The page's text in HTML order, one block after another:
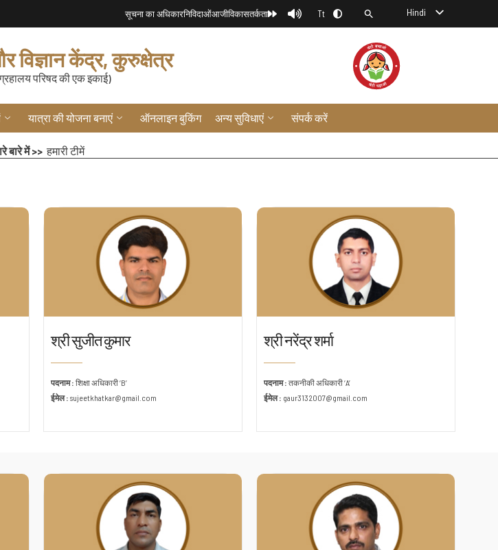
सूचना का अधिकारनिविदाओंआजीविकासतर्कता Tt Hindi
विज्ञान केंद्र, कुरुक्षेत्र
परिषद की एक इकाई)
यात्रा की योजना बनाएं ऑनलाइन बुकिंग अन्य सुविधाएं संपर्क करें
बारे में >> हमारी टीमें
श्री सुजीत कुमार
पदनाम : शिक्षा अधिकारी ‘B’
ईमेल : sujeetkhatkar@gmail.com
श्री नरेंद्र शर्मा
पदनाम : तकनीकी अधिकारी ‘A’
ईमेल : gaur3132007@gmail.com